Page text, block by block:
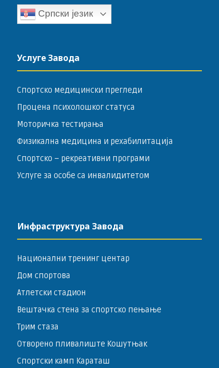
Српски језик
Услуге Завода
Спортско медицински прегледи
Процена психолошког статуса
Моторичка тестирања
Физикална медицина и рехабилитација
Спортско – ­рекреативни програми
Услуге за особе са инвалидитетом
Инфраструктура Завода
Национални тренинг центар
Дом спортова
Атлетски стадион
Вештачка стена за спортско пењање
Трим стаза
Отворено пливалиште Кошутњак
Спортски камп Караташ